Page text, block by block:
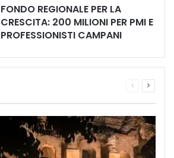
FONDO REGIONALE PER LA
CRESCITA: 200 MILIONI PER PMI E
PROFESSIONISTI CAMPANI
Pagina